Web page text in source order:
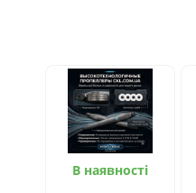
В наявності